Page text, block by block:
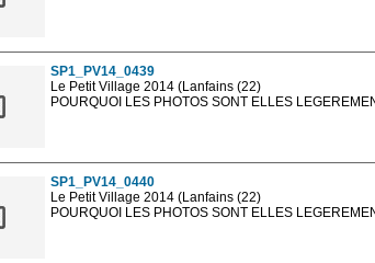
SP1_PV14_0439
Le Petit Village 2014 (Lanfains (22)
POURQUOI LES PHOTOS SONT ELLES
SP1_PV14_0440
Le Petit Village 2014 (Lanfains (22)
POURQUOI LES PHOTOS SONT ELLES